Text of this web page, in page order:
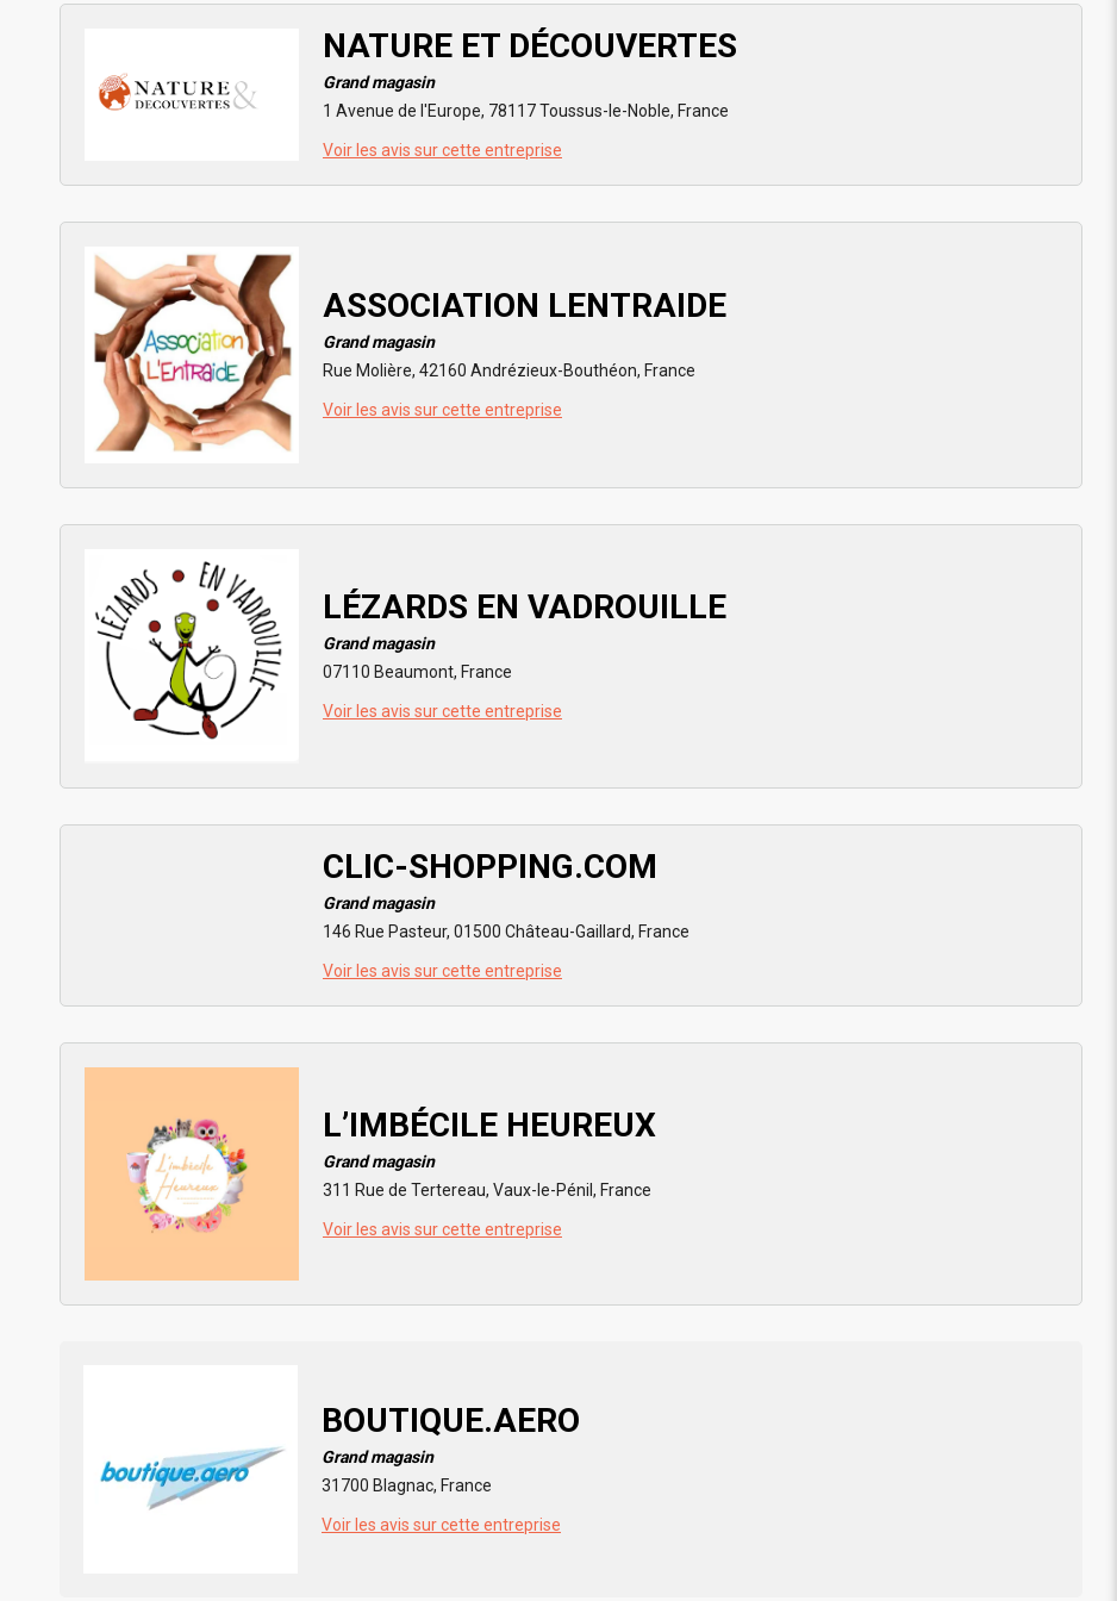
NATURE ET DÉCOUVERTES
Grand magasin
1 Avenue de l'Europe, 78117 Toussus-le-Noble, France
Voir les avis sur cette entreprise
ASSOCIATION LENTRAIDE
Grand magasin
Rue Molière, 42160 Andrézieux-Bouthéon, France
Voir les avis sur cette entreprise
LÉZARDS EN VADROUILLE
Grand magasin
07110 Beaumont, France
Voir les avis sur cette entreprise
CLIC-SHOPPING.COM
Grand magasin
146 Rue Pasteur, 01500 Château-Gaillard, France
Voir les avis sur cette entreprise
L’IMBÉCILE HEUREUX
Grand magasin
311 Rue de Tertereau, Vaux-le-Pénil, France
Voir les avis sur cette entreprise
BOUTIQUE.AERO
Grand magasin
31700 Blagnac, France
Voir les avis sur cette entreprise